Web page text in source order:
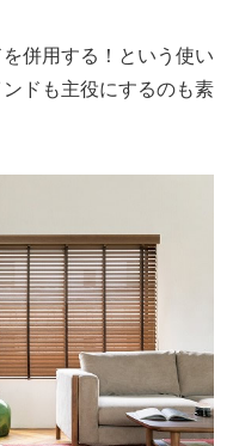
併用する！という使い
ドも主役にするのも素